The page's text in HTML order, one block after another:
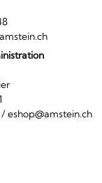
B2
/eshop@amstein.ch